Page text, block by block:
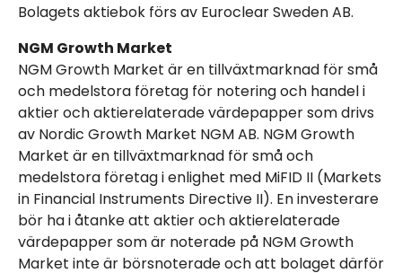
Bolagsstyrning
IR-kontakt
Bolagets aktiebok förs av Euroclear Sweden AB.
NGM Growth Market
NGM Growth Market är en tillväxtmarknad för små
och medelstora företag för notering och handel i
aktier och aktierelaterade värdepapper som drivs
av Nordic Growth Market NGM AB. NGM Growth
Market är en tillväxtmarknad för små och
medelstora företag i enlighet med MiFID II (Markets
in Financial Instruments Directive II). En investerare
bör ha i åtanke att aktier och aktierelaterade
värdepapper som är noterade på NGM Growth
Market inte är börsnoterade och att bolaget därför